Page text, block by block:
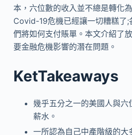
本，六位數的收入並不總是轉化
Covid-19危機已經讓一切糟糕了;
們將如何支付賬單。本文介紹了
要金融危機影響的潛在問題。
KetTakeaways
幾乎五分之一的美國人與六
薪水。
一所認為自己中產階級的大